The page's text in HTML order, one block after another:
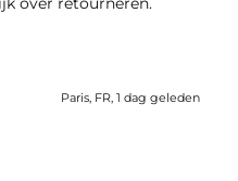
Paris, FR, 1 dag geleden